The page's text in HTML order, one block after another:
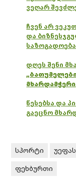
ვეღარ
ჩვენ არ
და
დღეს შენი
მხარდამჭერი
წესებსა და
გაეცნო
სპორტი
ფეხბურთი